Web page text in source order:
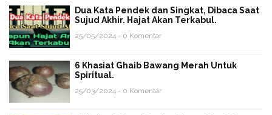
Dua Kata Pendek dan Singkat, Dibaca Saat
Sujud Akhir. Hajat Akan Terkabul.
25/05/2024 - 0 Komentar
6 Khasiat Ghaib Bawang Merah Untuk
Spiritual.
25/03/2024 - 0 Komentar